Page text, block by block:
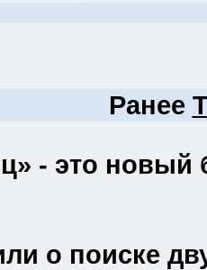
Ранее
- это
о поиске